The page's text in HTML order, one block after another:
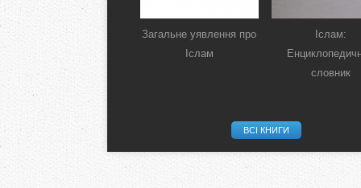
Загальне уявлення про
Іслам
Іслам:
словник
ВСІ КНИГИ